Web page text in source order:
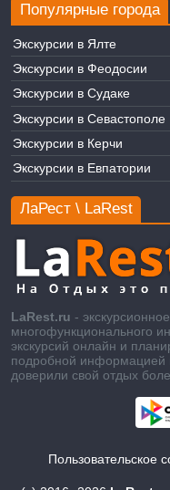
Популярные города
Экскурсии в Ялте
Экскурсии в Феодосии
Экскурсии в Судаке
Экскурсии в Севастополе
Экскурсии в Керчи
Экскурсии в Евпатории
ЛаРест \ LaRest
LaRest.ru -
многофункционального
экскурсий онлайн и
подробной информацией
доверили свой отдых
Пользовательское